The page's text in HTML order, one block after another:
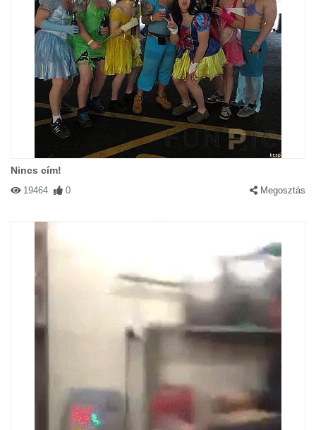
Nincs cím!
19464 0 Megosztás